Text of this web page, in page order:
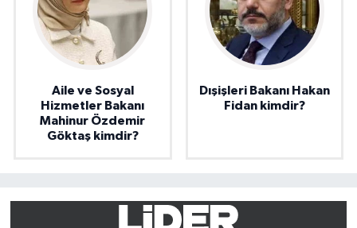
Aile ve Sosyal
Hizmetler Bakanı
Mahinur Özdemir
Göktaş kimdir?
Dışişleri Bakanı Hakan
Fidan kimdir?